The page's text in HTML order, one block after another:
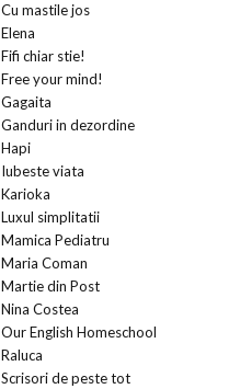
Cu mastile jos
Elena
Fifi chiar stie!
Free your mind!
Gagaita
Ganduri in dezordine
Hapi
Iubeste viata
Karioka
Luxul simplitatii
Mamica Pediatru
Maria Coman
Martie din Post
Nina Costea
Our English Homeschool
Raluca
Scrisori de peste tot